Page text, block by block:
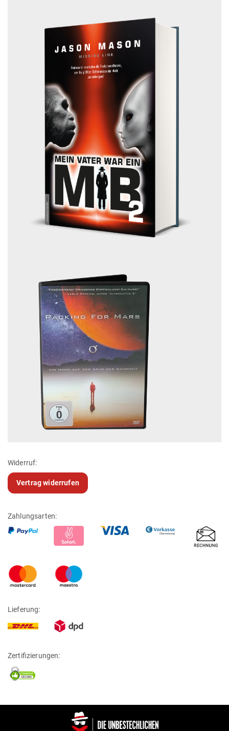
Widerruf:
Vertrag widerrufen
Zahlungsarten:
Lieferung:
Zertifizierungen: